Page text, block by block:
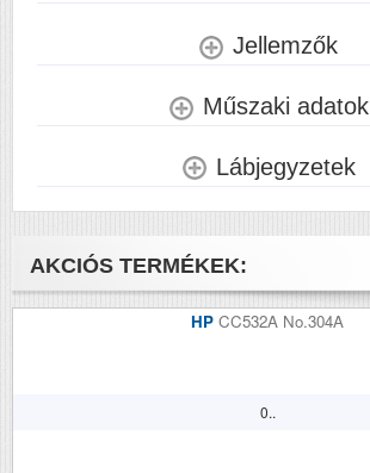
Jellemzők
Műszaki adatok
Lábjegyzetek
AKCIÓS TERMÉKEK:
HP CC532A No.304A
0..